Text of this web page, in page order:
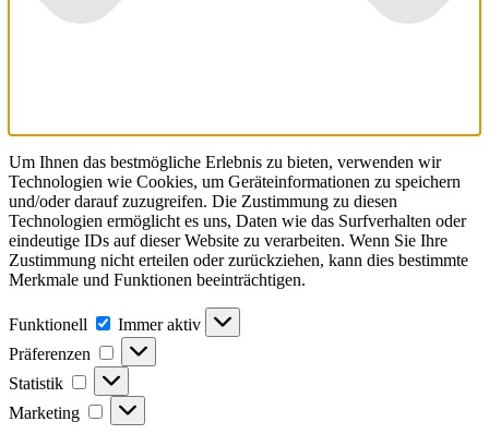
Um Ihnen das bestmögliche Erlebnis zu bieten, verwenden wir
Technologien wie Cookies, um Geräteinformationen zu speichern
und/oder darauf zuzugreifen. Die Zustimmung zu diesen
Technologien ermöglicht es uns, Daten wie das Surfverhalten oder
eindeutige IDs auf dieser Website zu verarbeiten. Wenn Sie Ihre
Zustimmung nicht erteilen oder zurückziehen, kann dies bestimmte
Merkmale und Funktionen beeinträchtigen.
Funktionell Funktionell
Immer aktiv
Präferenzen
Präferenzen
Statistik Statistik
Marketing Marketing